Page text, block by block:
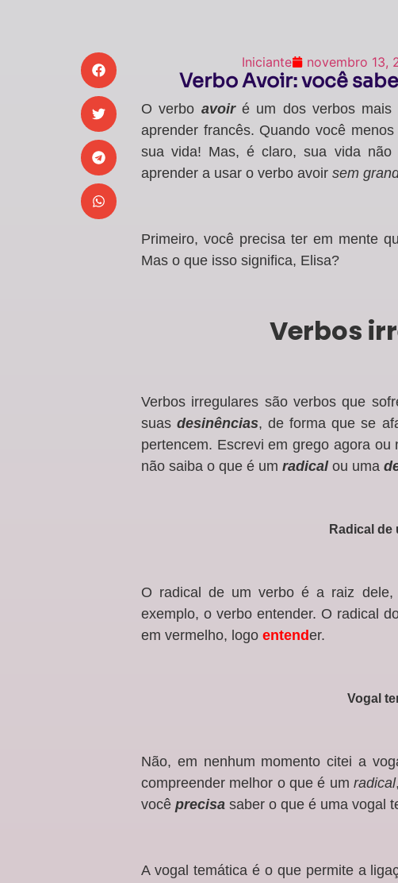
Iniciante novembro 13,
Verbo Avoir: você
O verbo avoir é um dos verbos mais
aprender francês. Quando você
sua vida! Mas, é claro, sua vida não
aprender a usar o verbo avoirsem
Primeiro, você precisa ter em mente
Mas o que isso significa, Elisa?
Verbos
Verbos irregulares são verbos que
suasdesinências, de forma que se
pertencem. Escrevi em grego agora
não saiba o que é umradical ou uma
Radical de
O radical de um verbo é a raiz
exemplo, o verbo entender. O radical
em vermelho, logoentender.
Vogal
Não, em nenhum momento citei a
compreender melhor o que é umradical
vocêprecisa saber o que é uma vogal
A vogal temática é o que permite a